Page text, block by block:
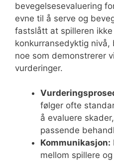
bevegelsesevaluering
evne til å serve og
fastslått at spilleren
konkurransedyktig
noe som demonstrerer
vurderinger.
følger ofte
å evaluere
passende
Kommunikasjon:
mellom spillere